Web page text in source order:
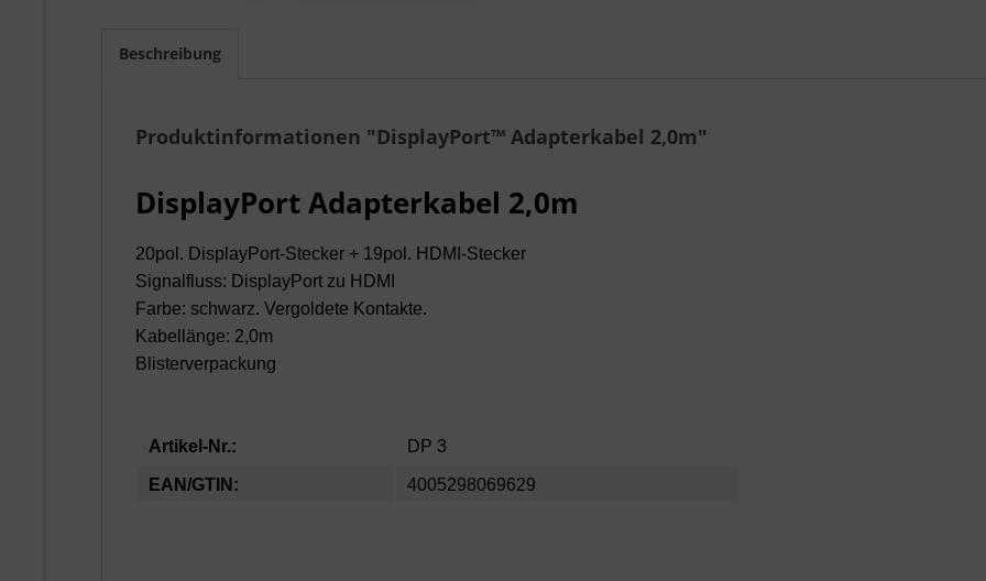
Beschreibung
Produktinformationen "DisplayPort™ Adapterkabel 2,0m"
DisplayPort Adapterkabel 2,0m
20pol. DisplayPort-Stecker + 19pol. HDMI-Stecker
Signalfluss: DisplayPort zu HDMI
Farbe: schwarz. Vergoldete Kontakte.
Kabellänge: 2,0m
Blisterverpackung
Artikel-Nr.: DP 3
EAN/GTIN: 4005298069629